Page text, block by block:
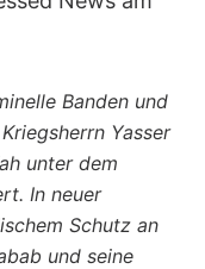
Banden und
Yasser
unter dem
In neuer
Schutz an
und seine